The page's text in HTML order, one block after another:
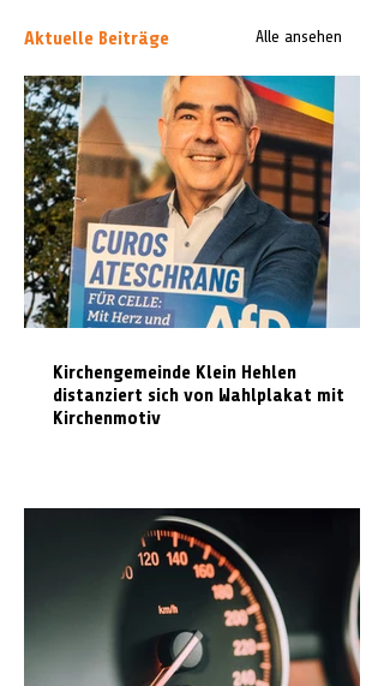
Aktuelle Beiträge Alle ansehen
Kirchengemeinde Klein Hehlen
distanziert sich von Wahlplakat mit
Kirchenmotiv